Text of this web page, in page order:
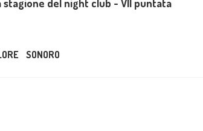
stagione del night club - VII puntata
SONORO